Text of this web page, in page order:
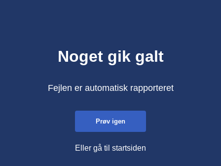
Noget gik galt
Fejlen er automatisk rapporteret
Prøv igen
Eller gå til startsiden